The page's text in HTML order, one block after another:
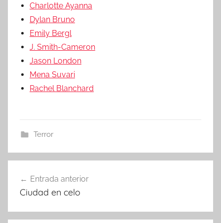
Charlotte Ayanna
Dylan Bruno
Emily Bergl
J. Smith-Cameron
Jason London
Mena Suvari
Rachel Blanchard
Terror
Navegación
de
entradas
Entrada anterior
Ciudad en celo